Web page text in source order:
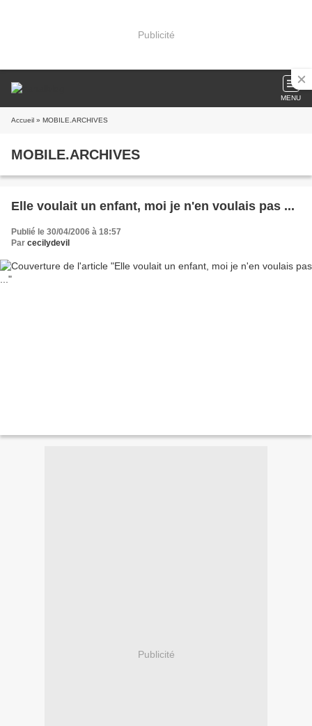
Publicité
MENU
Accueil » MOBILE.ARCHIVES
MOBILE.ARCHIVES
Elle voulait un enfant, moi je n'en voulais pas ...
Publié le 30/04/2006 à 18:57
Par cecilydevil
Publicité